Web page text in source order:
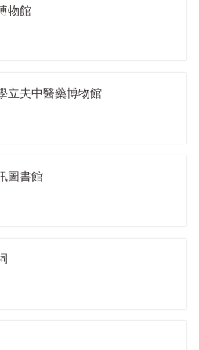
物館
立夫中醫藥博物館
圖書館